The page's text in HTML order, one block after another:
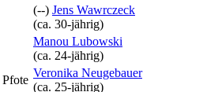
(--) Jens Wawrczeck
(ca. 30‑jährig)
Manou Lubowski
(ca. 24‑jährig)
Veronika Neugebauer
(ca. 25‑jährig)